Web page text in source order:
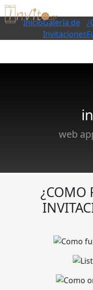
InicioGalería de
Invitaciones
web
¿COMO